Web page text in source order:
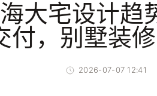
大宅设计趋
付，别墅装
2026-07-07 12:41